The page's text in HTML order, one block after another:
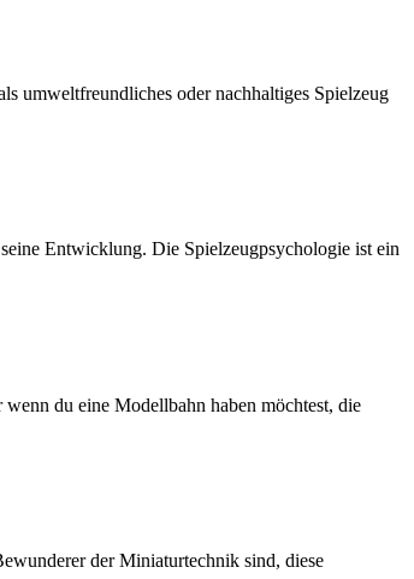
umweltfreundliches oder nachhaltiges Spielzeug
Entwicklung. Die Spielzeugpsychologie ist ein
du eine Modellbahn haben möchtest, die
der Miniaturtechnik sind, diese